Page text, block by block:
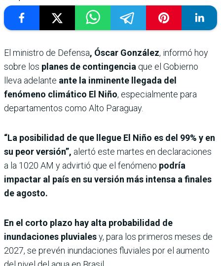
El ministro de Defensa, Óscar González, informó hoy
sobre los planes de contingencia que el Gobierno
lleva adelante ante la inminente llegada del
fenómeno climático El Niño, especialmente para
departamentos como Alto Paraguay.
“La posibilidad de que llegue El Niño es del 99% y en
su peor versión”, alertó este martes en declaraciones
a la 1020 AM y advirtió que el fenómeno podría
impactar al país en su versión más intensa a finales
de agosto.
En el corto plazo hay alta probabilidad de
inundaciones pluvialesy, para los primeros meses de
2027, se prevén inundaciones fluviales por el aumento